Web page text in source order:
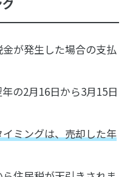
が発生した場合の支払
の2月16日から3月15日
ミングは、売却した年